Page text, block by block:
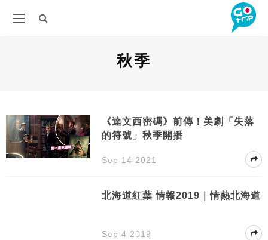
秋季
《達文西密碼》前傳！美劇「失落
的符號」秋季開播
Sep 14 2021
北海道紅葉 情報2019｜情熱北海道
Sep 4 2019